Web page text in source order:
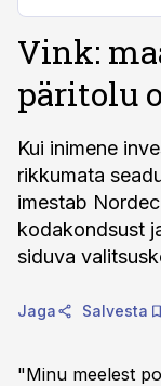
Vink:
päritolu
Kui inimene
rikkumata
imestab
kodakondsust
siduva
Jaga Salvesta
"Minu meelest